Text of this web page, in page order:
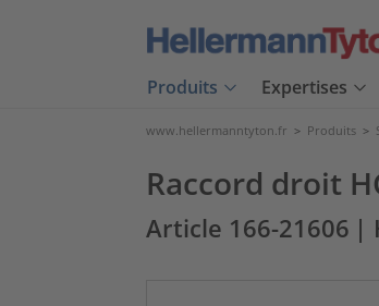
Produits Expertises
www.hellermanntyton.fr > Produits >
Raccord droit
Article 166-21606 |